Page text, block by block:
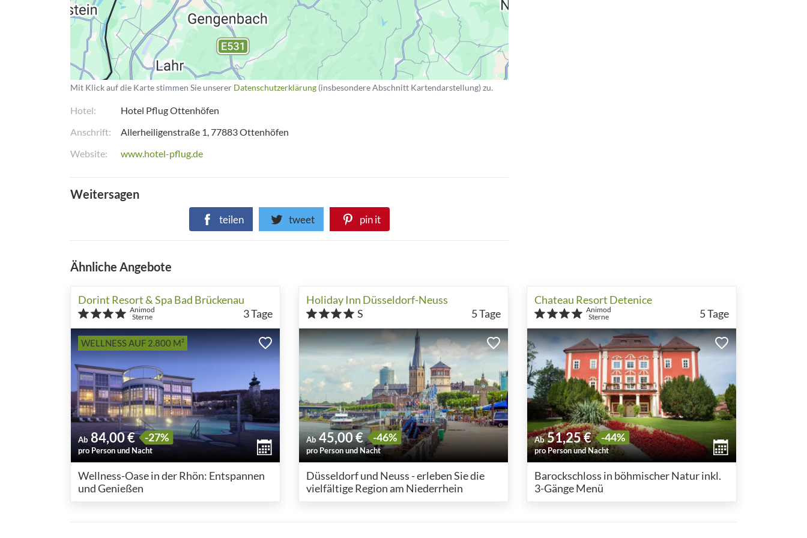
Mit Klick auf die Karte stimmen Sie unserer Datenschutzerklärung (insbesondere Abschnitt Kartendarstellung) zu.
Hotel
Hotel Pflug Ottenhöfen
Anschrift
Allerheiligenstraße 1 77883Ottenhöfen
Website
www.hotel-pflug.de
Weitersagen
teilen tweet pin it
Ähnliche Angebote
Dorint Resort & Spa Bad Brückenau
Animod
Sterne
3Tage
WELLNESS AUF 2.800 M²
Ab 84,00 € -27%
pro Person und Nacht
Wellness-Oase in der Rhön: Entspannen
und Genießen
Holiday Inn Düsseldorf-Neuss
S
5Tage
Ab 45,00 € -46%
pro Person und Nacht
Düsseldorf und Neuss - erleben Sie die
vielfältige Region am Niederrhein
Chateau Resort Detenice
Animod
Sterne
5Tage
Ab 51,25 € -44%
pro Person und Nacht
Barockschloss in böhmischer Natur inkl.
3-Gänge Menü